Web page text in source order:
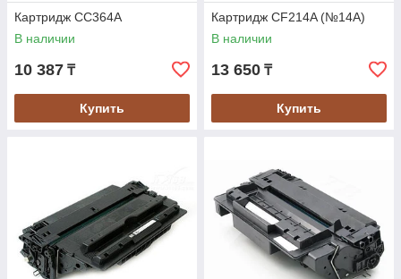
Картридж CC364A
В наличии
10 387 ₸
Купить
Картридж CF214A (№14A)
В наличии
13 650 ₸
Купить